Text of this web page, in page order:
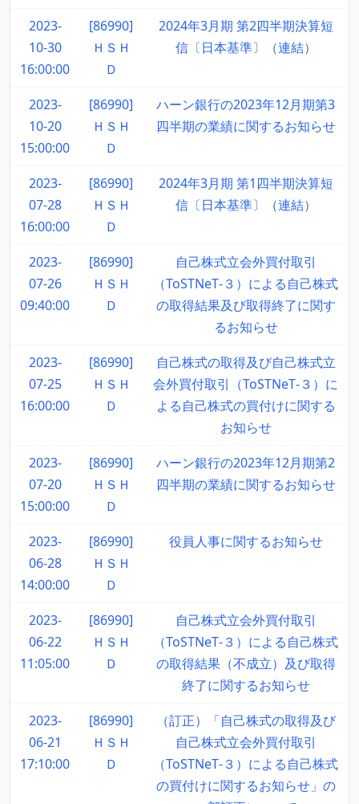
2023-
10-30
16:00:00
[86990]
ＨＳＨ
Ｄ
2024年3月期 第2四半期決算短
信〔日本基準〕（連結）
2023-
10-20
15:00:00
[86990]
ＨＳＨ
Ｄ
ハーン銀行の2023年12月期第3
四半期の業績に関するお知らせ
2023-
07-28
16:00:00
[86990]
ＨＳＨ
Ｄ
2024年3月期 第1四半期決算短
信〔日本基準〕（連結）
2023-
07-26
09:40:00
[86990]
ＨＳＨ
Ｄ
自己株式立会外買付取引
（ToSTNeT‐３）による自己株式
の取得結果及び取得終了に関す
るお知らせ
2023-
07-25
16:00:00
[86990]
ＨＳＨ
Ｄ
自己株式の取得及び自己株式立
会外買付取引（ToSTNeT‐３）に
よる自己株式の買付けに関する
お知らせ
2023-
07-20
15:00:00
[86990]
ＨＳＨ
Ｄ
ハーン銀行の2023年12月期第2
四半期の業績に関するお知らせ
2023-
06-28
14:00:00
[86990]
ＨＳＨ
Ｄ
役員人事に関するお知らせ
2023-
06-22
11:05:00
[86990]
ＨＳＨ
Ｄ
自己株式立会外買付取引
（ToSTNeT‐３）による自己株式
の取得結果（不成立）及び取得
終了に関するお知らせ
2023-
06-21
17:10:00
[86990]
ＨＳＨ
Ｄ
（訂正）「自己株式の取得及び
自己株式立会外買付取引
（ToSTNeT‐３）による自己株式
の買付けに関するお知らせ」の